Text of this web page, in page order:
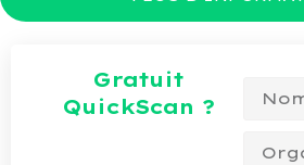
Gratuit
QuickScan ?